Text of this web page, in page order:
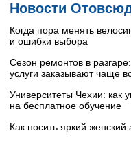
Новости
Когда пора менять
и ошибки выбора
Сезон ремонтов в
услуги заказывают чаще
Университеты Чехии: как
на бесплатное обучение
Как носить яркий